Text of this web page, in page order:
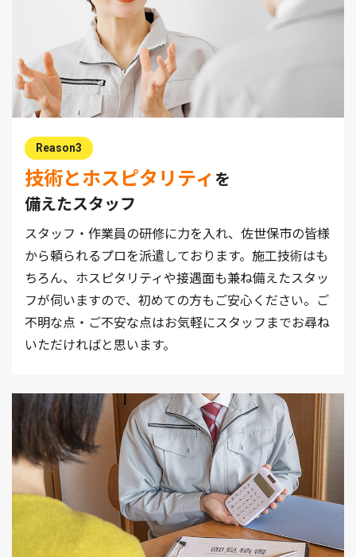
Reason3
技術とホスピタリティを
備えたスタッフ
スタッフ・作業員の研修に力を入れ、佐世保市の皆様
から頼られるプロを派遣しております。施工技術はも
ちろん、ホスピタリティや接遇面も兼ね備えたスタッ
フが伺いますので、初めての方もご安心ください。ご
不明な点・ご不安な点はお気軽にスタッフまでお尋ね
いただければと思います。